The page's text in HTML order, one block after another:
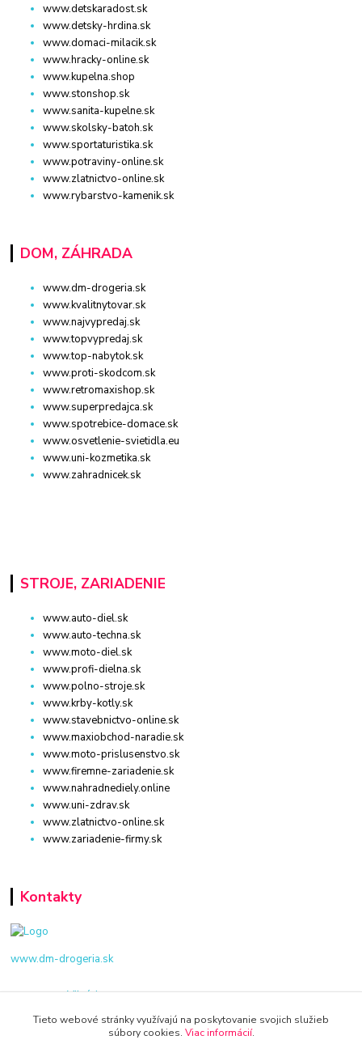
www.detskaradost.sk
www.detsky-hrdina.sk
www.domaci-milacik.sk
www.hracky-online.sk
www.kupelna.shop
www.stonshop.sk
www.sanita-kupelne.sk
www.skolsky-batoh.sk
www.sportaturistika.sk
www.potraviny-online.sk
www.zlatnictvo-online.sk
www.rybarstvo-kamenik.sk
DOM, ZÁHRADA
www.dm-drogeria.sk
www.kvalitnytovar.sk
www.najvypredaj.sk
www.topvypredaj.sk
www.top-nabytok.sk
www.proti-skodcom.sk
www.retromaxishop.sk
www.superpredajca.sk
www.spotrebice-domace.sk
www.osvetlenie-svietidla.eu
www.uni-kozmetika.sk
www.zahradnicek.sk
STROJE, ZARIADENIE
www.auto-diel.sk
www.auto-techna.sk
www.moto-diel.sk
www.profi-dielna.sk
www.polno-stroje.sk
www.krby-kotly.sk
www.stavebnictvo-online.sk
www.maxiobchod-naradie.sk
www.moto-prislusenstvo.sk
www.firemne-zariadenie.sk
www.nahradnediely.online
www.uni-zdrav.sk
www.zlatnictvo-online.sk
www.zariadenie-firmy.sk
Kontakty
www.dm-drogeria.sk
Viktória
+421 940 949 000
Tieto webové stránky využívajú na poskytovanie svojich služieb
súbory cookies. Viac informácií.